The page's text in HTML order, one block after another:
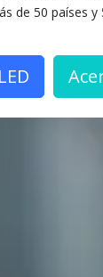
de 50 países y